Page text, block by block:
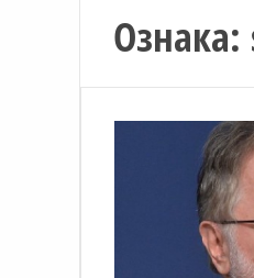
Ознака: